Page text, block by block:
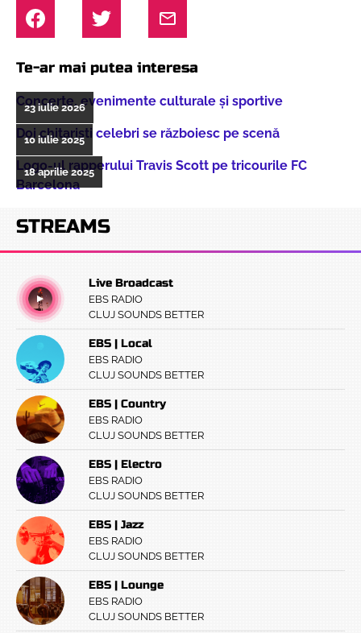
Te-ar mai putea interesa
Concerte, evenimente culturale şi sportive
23 iulie 2026
Doi chitarişti celebri se războiesc pe scenă
10 iulie 2025
Logo-ul rapperului Travis Scott pe tricourile FC
Barcelona
18 aprilie 2025
STREAMS
Live Broadcast
EBS RADIO
CLUJ SOUNDS BETTER
EBS | Local
EBS RADIO
CLUJ SOUNDS BETTER
EBS | Country
EBS RADIO
CLUJ SOUNDS BETTER
EBS | Electro
EBS RADIO
CLUJ SOUNDS BETTER
EBS | Jazz
EBS RADIO
CLUJ SOUNDS BETTER
EBS | Lounge
EBS RADIO
CLUJ SOUNDS BETTER